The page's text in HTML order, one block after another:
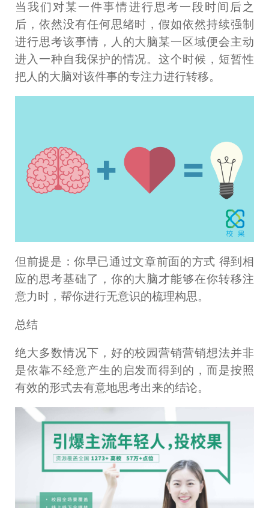
当我们对某一件事情进行思考一段时间后之
后，依然没有任何思绪时，假如依然持续强制
进行思考该事情，人的大脑某一区域便会主动
进入一种自我保护的情况。这个时候，短暂性
把人的大脑对该件事的专注力进行转移。
但前提是：你早已通过文章前面的方式 得到相
应的思考基础了，你的大脑才能够在你转移注
意力时，帮你进行无意识的梳理构思。
总结
绝大多数情况下，好的校园营销营销想法并非
是依靠不经意产生的启发而得到的，而是按照
有效的形式去有意地思考出来的结论。